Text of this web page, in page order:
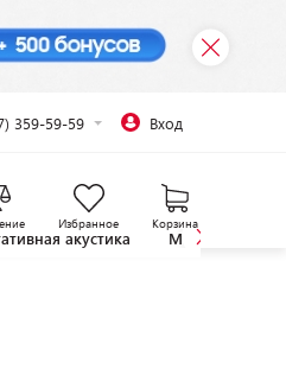
359-59-59 Вход
Избранное Корзина
акустика